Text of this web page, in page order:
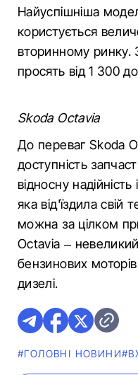
Найуспішніша
користується
вторинному ринку.
просять від 1 300
Skoda Octavia
До переваг Skoda
доступність
відносну надійність
яка від'їздила свій
можна за цілком
Octavia –
бензинових
дизелі.
#ГОЛОВНІ НОВИНИ